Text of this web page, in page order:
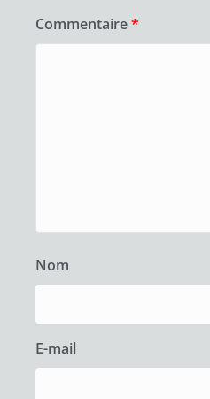
Commentaire*
Nom
E-mail